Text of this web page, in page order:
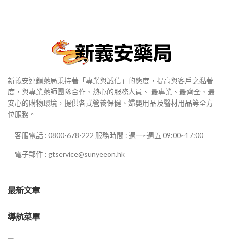
新義安連鎖藥局秉持著「專業與誠信」的態度，提高與客戶之黏著
度，與專業藥師團隊合作、熱心的服務人員、 最專業、最齊全、最
安心的購物環境，提供各式營養保健、婦嬰用品及醫材用品等全方
位服務。
客服電話 : 0800-678-222 服務時間 : 週一~週五 09:00~17:00
電子郵件 : gtservice@sunyeeon.hk
最新文章
導航菜單